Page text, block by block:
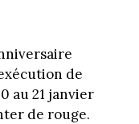
de
au 21 janvier
de rouge.